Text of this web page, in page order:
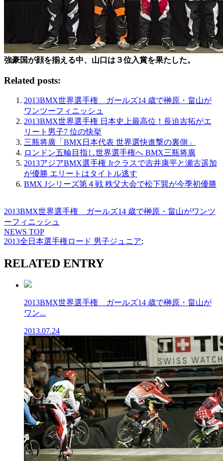
強豪国が顔を揃える中、山口は３位入賞を果たした。
Related posts:
2013BMX世界選手権 ガールズ14 歳で榊原・畠山が
ワンツーフィニッシュ
2013BMX世界選手権 日本史上最高位！長迫吉拓がエ
リート男子7 位の快挙
三瓶将廣「BMX日本代表 世界選快進撃の裏側」
ロンドン五輪目指し世界選手権へ BMX三瓶将廣
2013アジアBMX選手権 Jrクラスで吉井康平と瀬古遥加
が優勝 エリートはタイトル逃す
BMX Jシリーズ第４戦 秩父大会で松下巽が今季初優勝
2013BMX世界選手権 ガールズ14 歳で榊原・畠山がワンツ
ーフィニッシュ
NEWS TOP
2013全日本選手権ロード 男子ジュニア;
RELATED ENTRY
2013BMX世界選手権 ガールズ14 歳で榊原・畠山が
ワン...
2013.07.24